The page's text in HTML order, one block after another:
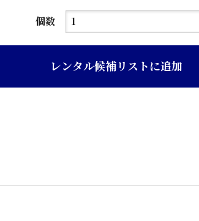
個数
紫
レンタル候補リストに追加